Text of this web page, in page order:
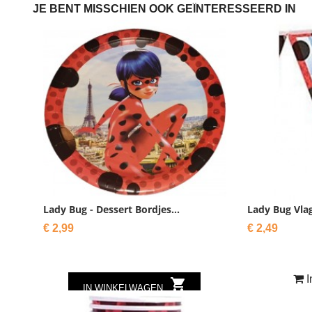
JE BENT MISSCHIEN OOK GEÏNTERESSEERD IN
Lady Bug - Dessert Bordjes...
Prijs
€ 2,99
IN WINKELWAGEN 
Lady Bug
Prijs
€ 2,49